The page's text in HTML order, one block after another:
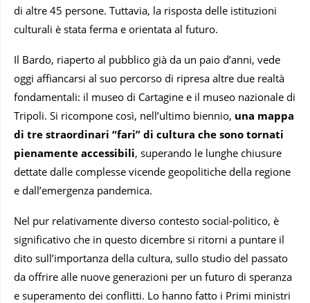
di altre 45 persone. Tuttavia, la risposta delle istituzioni
culturali è stata ferma e orientata al futuro.
Il Bardo, riaperto al pubblico già da un paio d’anni, vede
oggi affiancarsi al suo percorso di ripresa altre due realtà
fondamentali: il museo di Cartagine e il museo nazionale di
Tripoli. Si ricompone così, nell’ultimo biennio, una mappa
di tre straordinari “fari” di cultura che sono tornati
pienamente accessibili, superando le lunghe chiusure
dettate dalle complesse vicende geopolitiche della regione
e dall’emergenza pandemica.
Nel pur relativamente diverso contesto social-politico, è
significativo che in questo dicembre si ritorni a puntare il
dito sull’importanza della cultura, sullo studio del passato
da offrire alle nuove generazioni per un futuro di speranza
e superamento dei conflitti. Lo hanno fatto i Primi ministri